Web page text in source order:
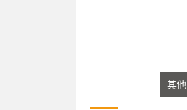
其他